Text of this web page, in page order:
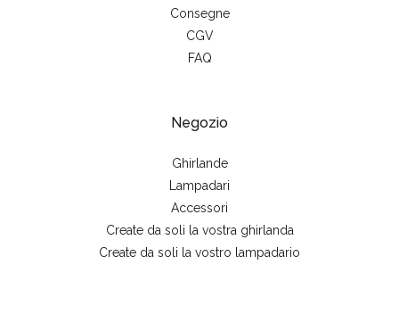
Consegne
CGV
FAQ
Negozio
Ghirlande
Lampadari
Accessori
Create da soli la vostra ghirlanda
Create da soli la vostro lampadario